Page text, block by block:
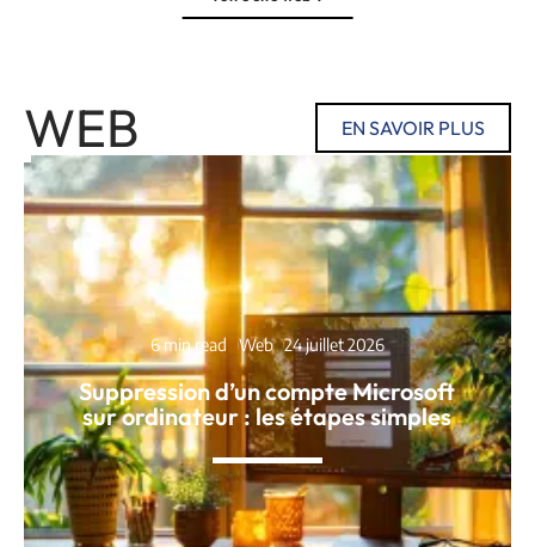
WEB EN SAVOIR PLUS
6 min read Web 24 juillet 2026
Suppression d’un compte Microsoft
sur ordinateur : les étapes simples